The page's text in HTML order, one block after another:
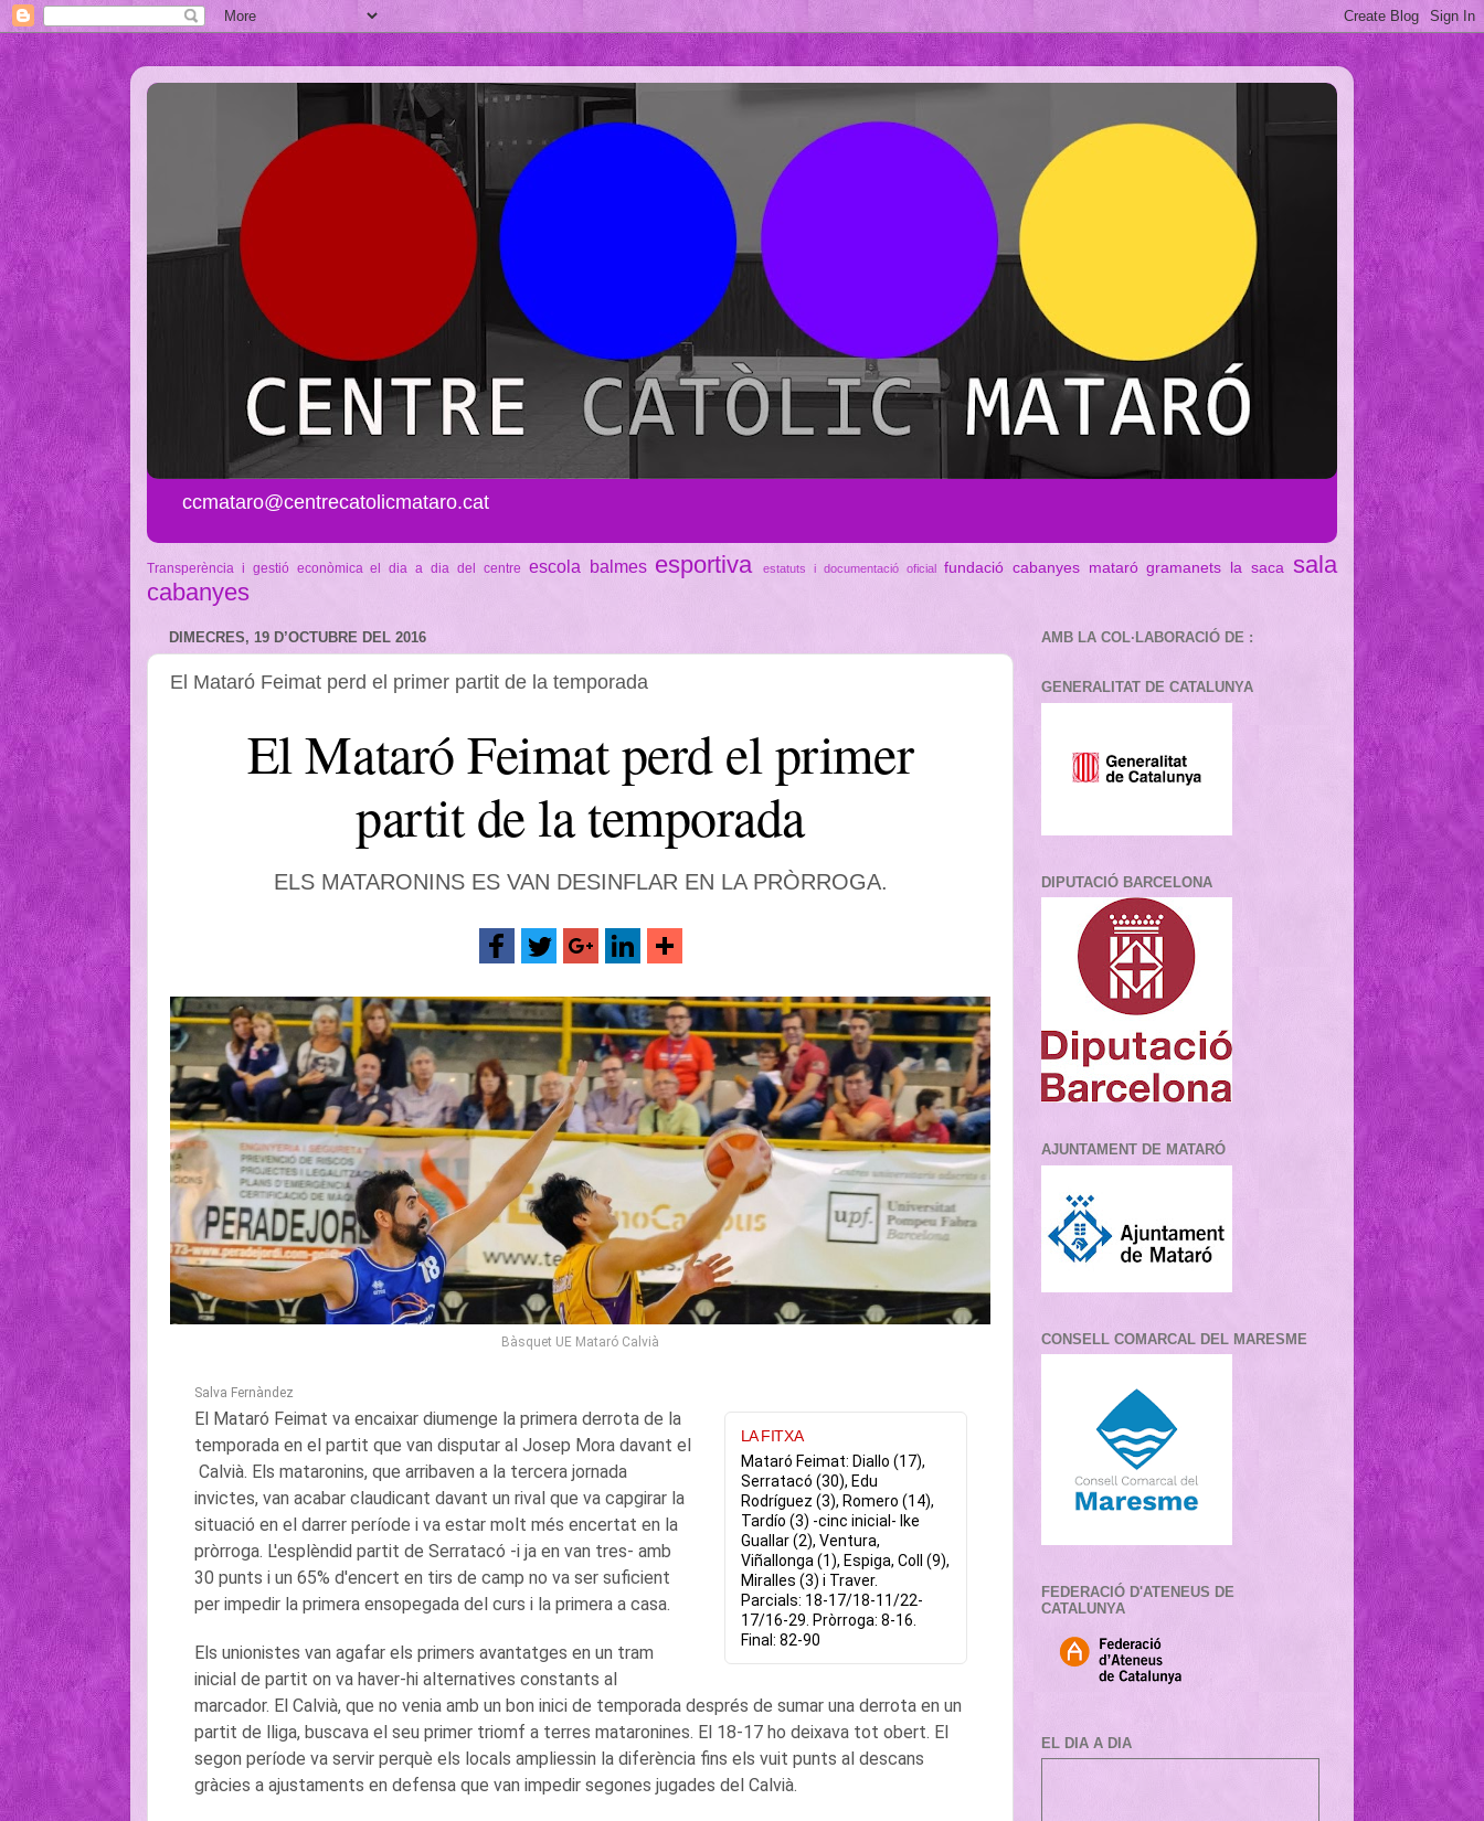
ccmataro@centrecatolicmataro.cat
Transperència i gestió econòmica el dia a dia del centre escola balmes esportiva estatuts i documentació oficial fundació cabanyes mataró gramanets la saca
sala
cabanyes
DIMECRES, 19 D’OCTUBRE DEL 2016
El Mataró Feimat perd el primer partit de la temporada
El Mataró Feimat perd el primer
partit de la temporada
ELS MATARONINS ES VAN DESINFLAR EN LA PRÒRROGA.
Bàsquet UE Mataró Calvià
Salva Fernàndez
LA FITXA
Mataró Feimat: Diallo (17),
Serratacó (30), Edu
Rodríguez (3), Romero (14),
Tardío (3) -cinc inicial- Ike
Guallar (2), Ventura,
Viñallonga (1), Espiga, Coll (9),
Miralles (3) i Traver.
Parcials: 18-17/18-11/22-
17/16-29. Pròrroga: 8-16.
Final: 82-90
El Mataró Feimat va encaixar diumenge la primera derrota de la
temporada en el partit que van disputar al Josep Mora davant el
Calvià. Els mataronins, que arribaven a la tercera jornada
invictes, van acabar claudicant davant un rival que va capgirar la
situació en el darrer període i va estar molt més encertat en la
pròrroga. L'esplèndid partit de Serratacó -i ja en van tres- amb
30 punts i un 65% d'encert en tirs de camp no va ser suficient
per impedir la primera ensopegada del curs i la primera a casa.
Els unionistes van agafar els primers avantatges en un tram
inicial de partit on va haver-hi alternatives constants al
marcador. El Calvià, que no venia amb un bon inici de temporada després de sumar una derrota en un
partit de lliga, buscava el seu primer triomf a terres mataronines. El 18-17 ho deixava tot obert. El
segon període va servir perquè els locals ampliessin la diferència fins els vuit punts al descans
gràcies a ajustaments en defensa que van impedir segones jugades del Calvià.
AMB LA COL·LABORACIÓ DE :
GENERALITAT DE CATALUNYA
DIPUTACIÓ BARCELONA
AJUNTAMENT DE MATARÓ
CONSELL COMARCAL DEL MARESME
FEDERACIÓ D'ATENEUS DE
CATALUNYA
EL DIA A DIA